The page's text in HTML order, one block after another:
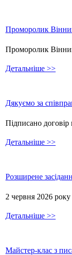
Проморолик
Проморолик
Детальніше >>
Дякуємо за
Підписано
Детальніше >>
Розширене
2 червня 2026
Детальніше >>
Майстер-клас з